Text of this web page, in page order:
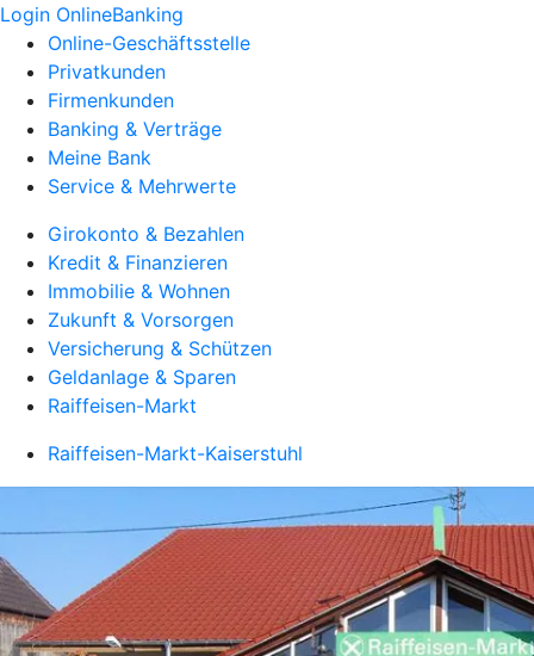
Login OnlineBanking
Online-Geschäftsstelle
Privatkunden
Firmenkunden
Banking & Verträge
Meine Bank
Service & Mehrwerte
Girokonto & Bezahlen
Kredit & Finanzieren
Immobilie & Wohnen
Zukunft & Vorsorgen
Versicherung & Schützen
Geldanlage & Sparen
Raiffeisen-Markt
Raiffeisen-Markt-Kaiserstuhl